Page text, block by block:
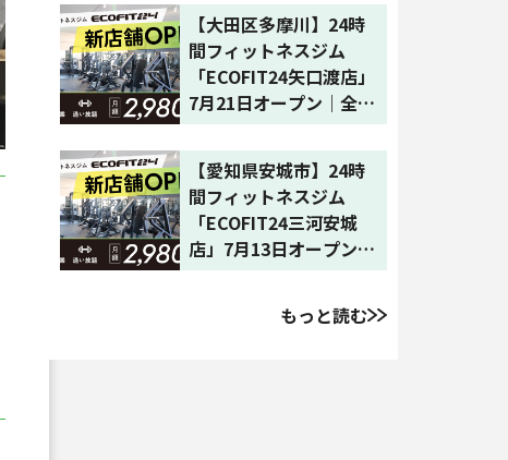
【大田区多摩川】24時
間フィットネスジム
「ECOFIT24矢口渡店」
7月21日オープン｜全国
62店舗目
【愛知県安城市】24時
間フィットネスジム
「ECOFIT24三河安城
店」7月13日オープン｜
全国61店舗目に拡大
もっと読む